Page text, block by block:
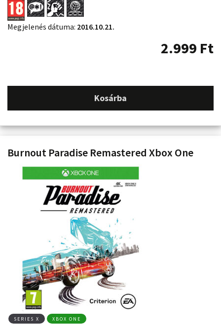
Megjelenés dátuma: 2016.10.21.
2.999 Ft
Kosárba
Burnout Paradise Remastered Xbox One
SERIES X XBOX ONE